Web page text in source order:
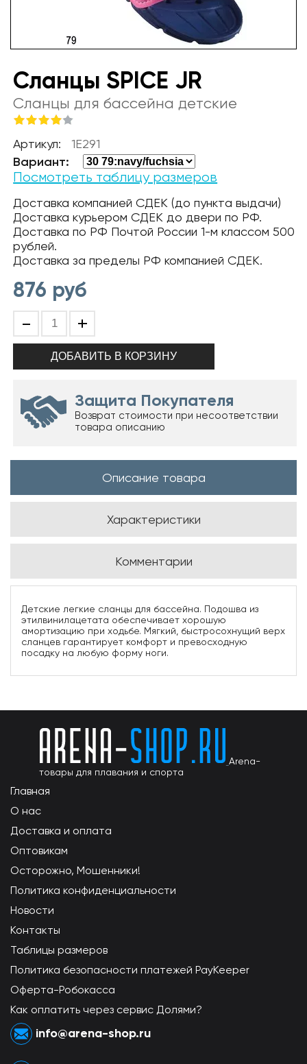
Сланцы SPICE JR
Сланцы для бассейна детские
Артикул: 1E291
Вариант:
Посмотреть таблицу размеров
Доставка компанией СДЕК (до пункта выдачи)
Доставка курьером СДЕК до двери по РФ.
Доставка по РФ Почтой России 1-м классом 500
рублей.
Доставка за пределы РФ компанией СДЕК.
876 руб
- +
Защита Покупателя
Возврат стоимости при несоответствии
товара описанию
Описание товара
Характеристики
Комментарии
Детские легкие сланцы для бассейна. Подошва из
этилвинилацетата обеспечивает хорошую
амортизацию при ходьбе. Мягкий, быстросохнущий верх
сланцев гарантирует комфорт и превосходную
посадку на любую форму ноги.
Arena-
товары для плавания и спорта
Главная
О нас
Доставка и оплата
Оптовикам
Осторожно, Мошенники!
Политика конфиденциальности
Новости
Контакты
Таблицы размеров
Политика безопасности платежей PayKeeper
Оферта-Робокасса
Как оплатить через сервис Долями?
info@arena-shop.ru